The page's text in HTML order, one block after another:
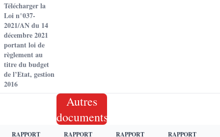
Télécharger la
Loi n°037-
2021/AN du 14
décembre 2021
portant loi de
règlement au
titre du budget
de l’Etat, gestion
2016
Autres
documents
RAPPORT
RAPPORT
RAPPORT
RAPPORT